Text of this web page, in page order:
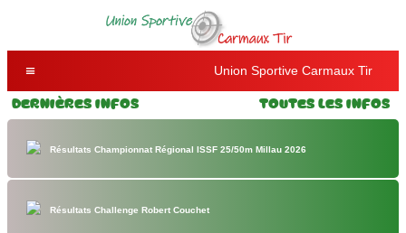
Union Sportive Carmaux Tir
Dernières Infos Toutes les Infos
Résultats Championnat Régional ISSF 25/50m Millau 2026
Résultats Challenge Robert Couchet